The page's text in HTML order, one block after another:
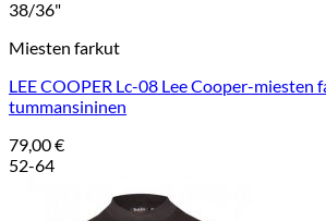
38/36"
Miesten farkut
LEE COOPER Lc-08 Lee Cooper-miesten
tummansininen
79,00€
52-64